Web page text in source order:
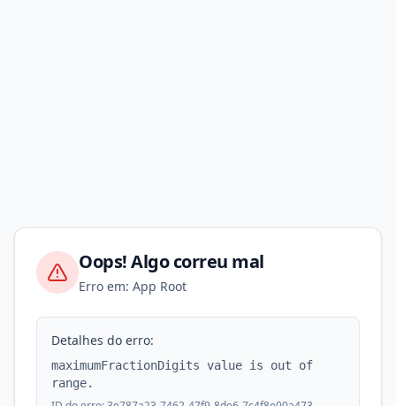
Oops! Algo correu mal
Erro em: App Root
Detalhes do erro:
maximumFractionDigits value is out of
range.